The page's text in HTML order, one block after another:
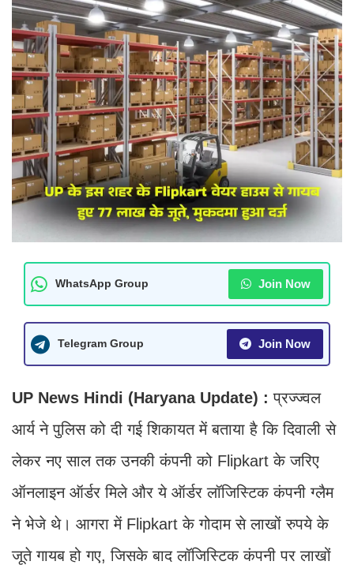
WhatsApp Group Join Now
Telegram Group Join Now
UP News Hindi (Haryana Update) :प्रज्ज्वल
आर्य ने पुलिस को दी गई शिकायत में बताया है कि दिवाली से
लेकर नए साल तक उनकी कंपनी को Flipkart के जरिए
ऑनलाइन ऑर्डर मिले और ये ऑर्डर लॉजिस्टिक कंपनी ग्लैम
ने भेजे थे। आगरा में Flipkart के गोदाम से लाखों रुपये के
जूते गायब हो गए, जिसके बाद लॉजिस्टिक कंपनी पर लाखों